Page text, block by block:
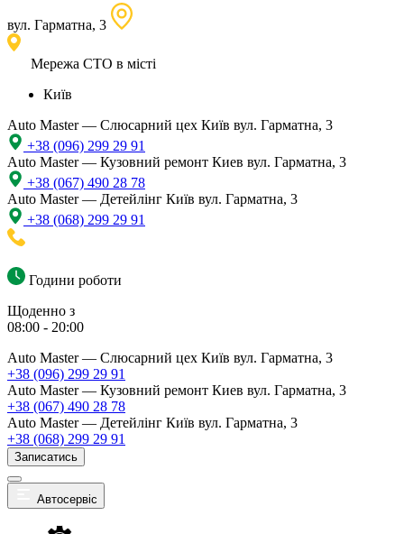
вул. Гарматна, 3
Мережа СТО в місті
Київ
Auto Master — Слюсарний цех Київ вул. Гарматна, 3
+38 (096) 299 29 91
Auto Master — Кузовний ремонт Киев вул. Гарматна, 3
+38 (067) 490 28 78
Auto Master — Детейлінг Київ вул. Гарматна, 3
+38 (068) 299 29 91
Години роботи
Щоденно з
08:00 - 20:00
Auto Master — Слюсарний цех Київ вул. Гарматна, 3
+38 (096) 299 29 91
Auto Master — Кузовний ремонт Киев вул. Гарматна, 3
+38 (067) 490 28 78
Auto Master — Детейлінг Київ вул. Гарматна, 3
+38 (068) 299 29 91
Записатись
Автосервіс